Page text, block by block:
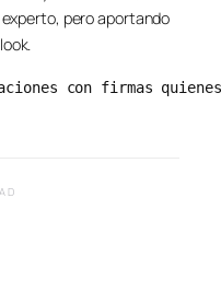
pero aportando
con firmas